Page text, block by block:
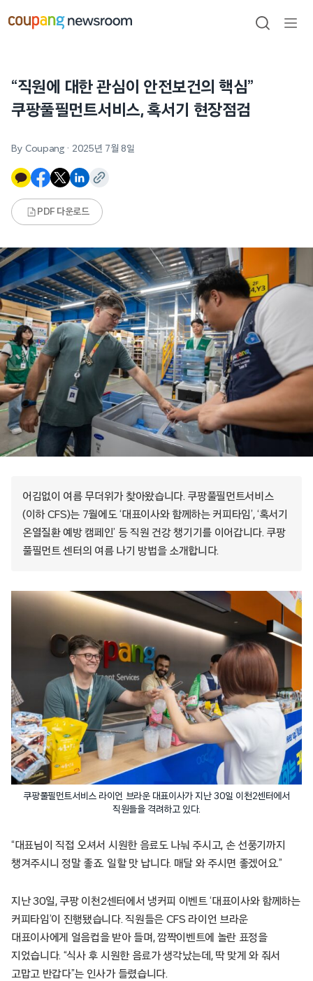
건너뛰기
검색
“직원에 대한 관심이 안전보건의 핵심”
쿠팡풀필먼트서비스, 혹서기 현장점검
By Coupang · 2025년 7월 8일
PDF 다운로드
어김없이 여름 무더위가 찾아왔습니다. 쿠팡풀필먼트서비스
(이하 CFS)는 7월에도 ‘대표이사와 함께하는 커피타임’, ‘혹서기
온열질환 예방 캠페인’ 등 직원 건강 챙기기를 이어갑니다. 쿠팡
풀필먼트 센터의 여름 나기 방법을 소개합니다.
쿠팡풀필먼트서비스 라이언 브라운 대표이사가 지난 30일 이천2센터에서
직원들을 격려하고 있다.
“대표님이 직접 오셔서 시원한 음료도 나눠 주시고, 손 선풍기까지
챙겨주시니 정말 좋죠. 일할 맛 납니다. 매달 와 주시면 좋겠어요.”
지난 30일, 쿠팡 이천2센터에서 냉커피 이벤트 ‘대표이사와 함께하는
커피타임’이 진행됐습니다. 직원들은 CFS 라이언 브라운
대표이사에게 얼음컵을 받아 들며, 깜짝이벤트에 놀란 표정을
지었습니다. “식사 후 시원한 음료가 생각났는데, 딱 맞게 와 줘서
고맙고 반갑다”는 인사가 들렸습니다.